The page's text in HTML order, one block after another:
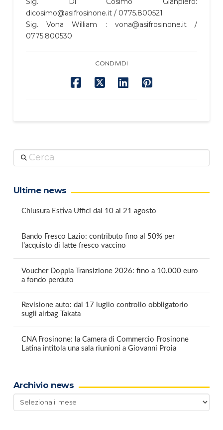
dicosimo@asifrosinone.it / 0775.800521
Sig. Vona William : vona@asifrosinone.it /
0775.800530
CONDIVIDI
Cerca
Ultime news
Chiusura Estiva Uffici dal 10 al 21 agosto
Bando Fresco Lazio: contributo fino al 50% per
l’acquisto di latte fresco vaccino
Voucher Doppia Transizione 2026: fino a 10.000 euro
a fondo perduto
Revisione auto: dal 17 luglio controllo obbligatorio
sugli airbag Takata
CNA Frosinone: la Camera di Commercio Frosinone
Latina intitola una sala riunioni a Giovanni Proia
Archivio news
Archivio
news